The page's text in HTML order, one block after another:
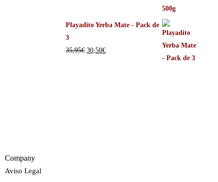
Playadito Yerba Mate - Pack de
3
35,95€ 30,50€
Company
Aviso Legal